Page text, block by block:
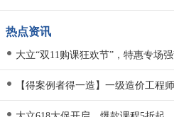
热点资讯
大立“双11购课狂欢节”，特惠专场
【得案例者得一造】一级造价工程